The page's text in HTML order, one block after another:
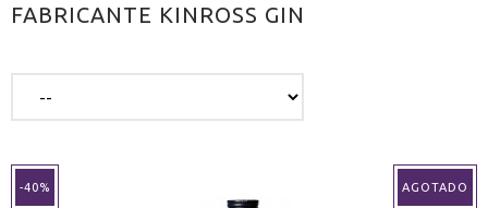
FABRICANTE KINROSS GIN
AGOTADO
-40%